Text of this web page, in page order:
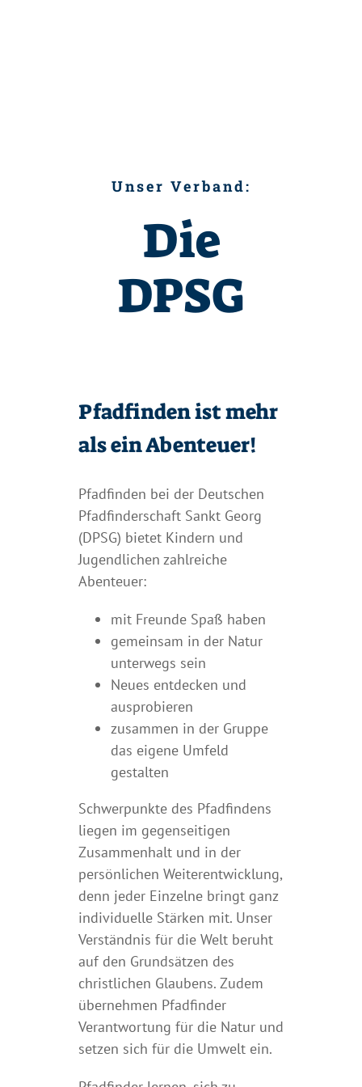
Unser Verband:
Die
DPSG
Pfadfinden ist mehr
als ein Abenteuer!
Pfadfinden bei der Deutschen
Pfadfinderschaft Sankt Georg
(DPSG) bietet Kindern und
Jugendlichen zahlreiche
Abenteuer:
mit Freunde Spaß haben
gemeinsam in der Natur
unterwegs sein
Neues entdecken und
ausprobieren
zusammen in der Gruppe
das eigene Umfeld
gestalten
Schwerpunkte des Pfadfindens
liegen im gegenseitigen
Zusammenhalt und in der
persönlichen Weiterentwicklung,
denn jeder Einzelne bringt ganz
individuelle Stärken mit. Unser
Verständnis für die Welt beruht
auf den Grundsätzen des
christlichen Glaubens. Zudem
übernehmen Pfadfinder
Verantwortung für die Natur und
setzen sich für die Umwelt ein.